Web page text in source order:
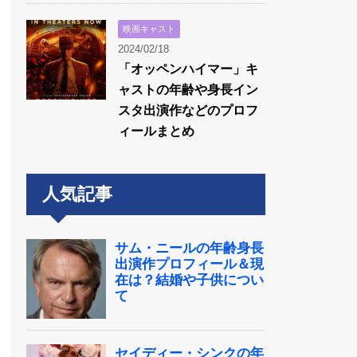
映画キャスト
2024/02/18
「オッペンハイマー」キ
ャストの年齢や身長イン
スタ出演作などのプロフ
ィールまとめ
人気記事